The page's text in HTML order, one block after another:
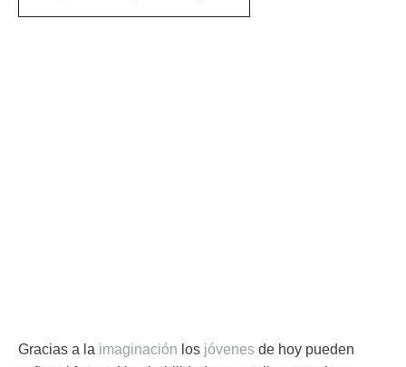
Gracias a la imaginación los jóvenes de hoy pueden